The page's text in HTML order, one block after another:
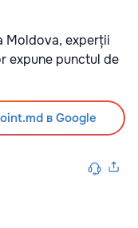
Moldova, experții
expune punctul de
в Google